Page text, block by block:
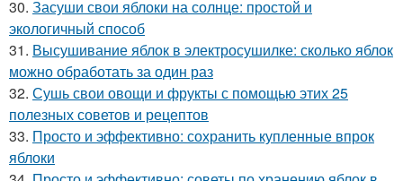
30. Засуши свои яблоки на солнце: простой и
экологичный способ
31. Высушивание яблок в электросушилке: сколько яблок
можно обработать за один раз
32. Сушь свои овощи и фрукты с помощью этих 25
полезных советов и рецептов
33. Просто и эффективно: сохранить купленные впрок
яблоки